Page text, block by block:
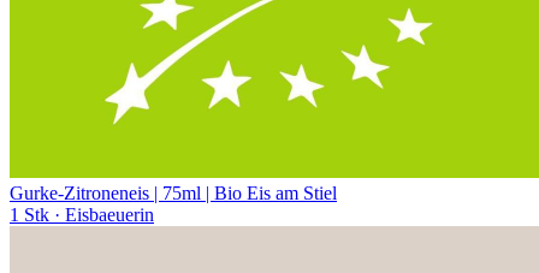
Gurke-Zitroneneis | 75ml | Bio Eis am Stiel
1 Stk · Eisbaeuerin